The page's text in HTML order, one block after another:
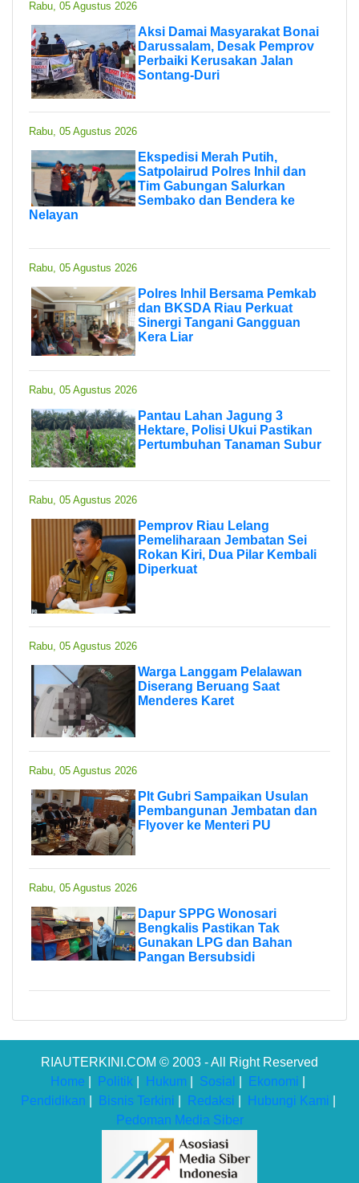
Rabu, 05 Agustus 2026
Aksi Damai Masyarakat Bonai
Darussalam, Desak Pemprov
Perbaiki Kerusakan Jalan
Sontang-Duri
Rabu, 05 Agustus 2026
Ekspedisi Merah Putih,
Satpolairud Polres Inhil dan
Tim Gabungan Salurkan
Sembako dan Bendera ke
Nelayan
Rabu, 05 Agustus 2026
Polres Inhil Bersama Pemkab
dan BKSDA Riau Perkuat
Sinergi Tangani Gangguan
Kera Liar
Rabu, 05 Agustus 2026
Pantau Lahan Jagung 3
Hektare, Polisi Ukui Pastikan
Pertumbuhan Tanaman Subur
Rabu, 05 Agustus 2026
Pemprov Riau Lelang
Pemeliharaan Jembatan Sei
Rokan Kiri, Dua Pilar Kembali
Diperkuat
Rabu, 05 Agustus 2026
Warga Langgam Pelalawan
Diserang Beruang Saat
Menderes Karet
Rabu, 05 Agustus 2026
Plt Gubri Sampaikan Usulan
Pembangunan Jembatan dan
Flyover ke Menteri PU
Rabu, 05 Agustus 2026
Dapur SPPG Wonosari
Bengkalis Pastikan Tak
Gunakan LPG dan Bahan
Pangan Bersubsidi
RIAUTERKINI.COM © 2003 - All Right Reserved
Home
Politik Hukum Sosial Ekonomi
Pendidikan
Bisnis Terkini Redaksi Hubungi Kami
Pedoman Media Siber